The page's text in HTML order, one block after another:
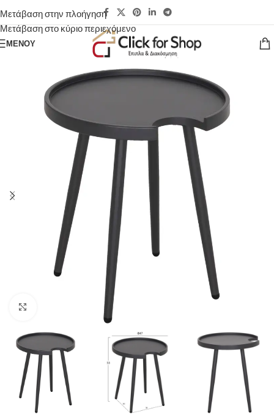
Μετάβαση στην πλοήγηση
Μετάβαση στο κύριο περιεχόμενο
ΜΕΝΟΎ
Κάντε κλικ για μεγέθυνση